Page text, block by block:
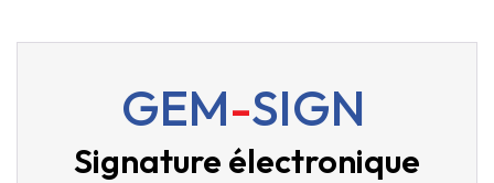
GEM-SIGN
Signature électronique